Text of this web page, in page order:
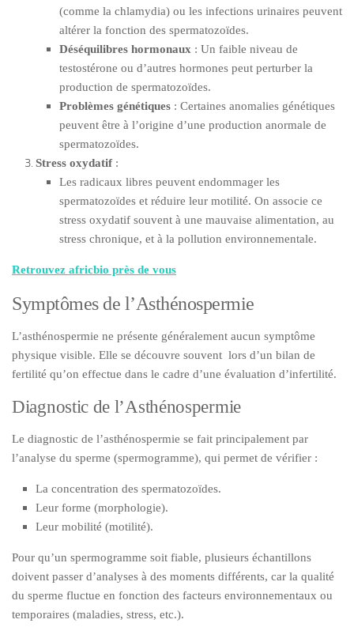
(comme la chlamydia) ou les infections urinaires peuvent
altérer la fonction des spermatozoïdes.
Déséquilibres hormonaux : Un faible niveau de
testostérone ou d’autres hormones peut perturber la
production de spermatozoïdes.
Problèmes génétiques : Certaines anomalies génétiques
peuvent être à l’origine d’une production anormale de
spermatozoïdes.
Stress oxydatif :
Les radicaux libres peuvent endommager les
spermatozoïdes et réduire leur motilité. On associe ce
stress oxydatif souvent à une mauvaise alimentation, au
stress chronique, et à la pollution environnementale.
Retrouvez africbio près de vous
Symptômes de l’Asthénospermie
L’asthénospermie ne présente généralement aucun symptôme
physique visible. Elle se découvre souvent lors d’un bilan de
fertilité qu’on effectue dans le cadre d’une évaluation d’infertilité.
Diagnostic de l’Asthénospermie
Le diagnostic de l’asthénospermie se fait principalement par
l’analyse du sperme (spermogramme), qui permet de vérifier :
La concentration des spermatozoïdes.
Leur forme (morphologie).
Leur mobilité (motilité).
Pour qu’un spermogramme soit fiable, plusieurs échantillons
doivent passer d’analyses à des moments différents, car la qualité
du sperme fluctue en fonction des facteurs environnementaux ou
temporaires (maladies, stress, etc.).